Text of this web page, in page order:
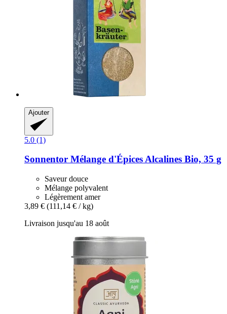
Ajouter
5.0 (1)
Sonnentor Mélange d'Épices Alcalines Bio, 35 g
Saveur douce
Mélange polyvalent
Légèrement amer
3,89 € (111,14 € / kg)
Livraison jusqu'au 18 août